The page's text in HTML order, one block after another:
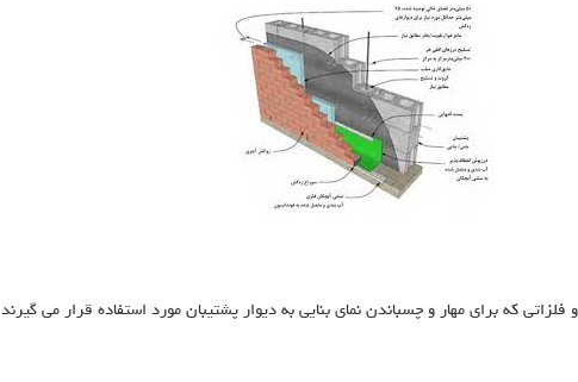
و فلزاتی که براي مهار و چسباندن نماي بنایی به دیوار پشتیبان مورد استفاده قرار می گیرند